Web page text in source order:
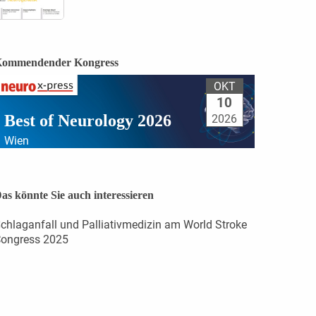
Kongress
Best of Neurology 2026
Wien
OKT
10
2026
könnte Sie auch interessieren
und Palliativmedizin am World Stroke
2025